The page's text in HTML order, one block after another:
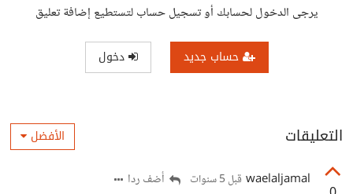
يرجى الدخول لحسابك أو تسجيل حساب لتستطيع إضافة تعليق
حساب جديد دخول
التعليقات الأفضل
waelaljamal قبل 5 سنوات أضف ردا